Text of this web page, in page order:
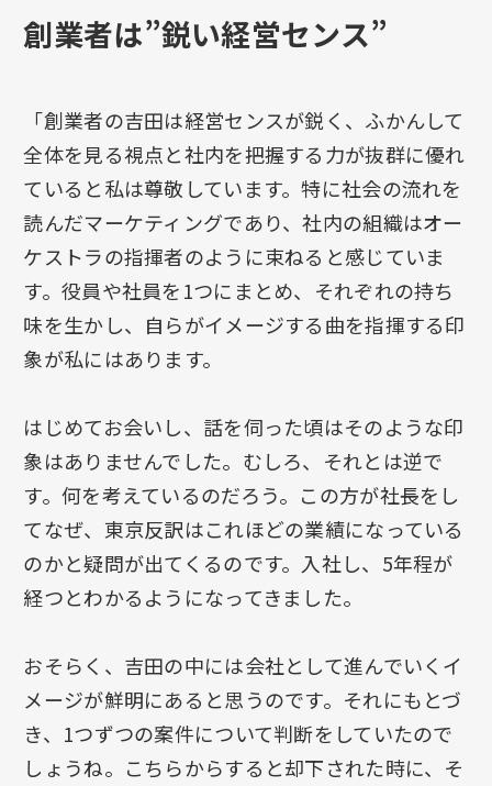
創業者は”鋭い経営センス”
「創業者の吉田は経営センスが鋭く、ふかんして
全体を見る視点と社内を把握する力が抜群に優れ
ていると私は尊敬しています。特に社会の流れを
読んだマーケティングであり、社内の組織はオー
ケストラの指揮者のように束ねると感じていま
す。役員や社員を1つにまとめ、それぞれの持ち
味を生かし、自らがイメージする曲を指揮する印
象が私にはあります。
はじめてお会いし、話を伺った頃はそのような印
象はありませんでした。むしろ、それとは逆で
す。何を考えているのだろう。この方が社長をし
てなぜ、東京反訳はこれほどの業績になっている
のかと疑問が出てくるのです。入社し、5年程が
経つとわかるようになってきました。
おそらく、吉田の中には会社として進んでいくイ
メージが鮮明にあると思うのです。それにもとづ
き、1つずつの案件について判断をしていたので
しょうね。こちらからすると却下された時に、そ